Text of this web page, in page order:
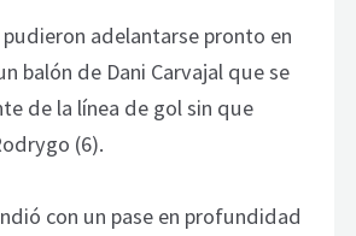
adelantarse pronto en
balón de Dani Carvajal que se
de la línea de gol sin que
(6).
con un pase en profundidad